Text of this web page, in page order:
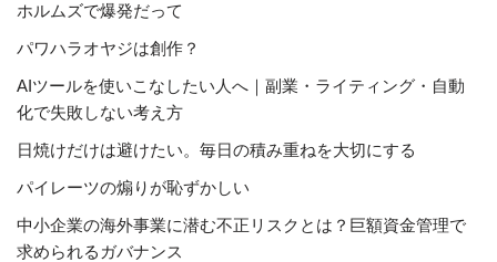
ホルムズで爆発だって
パワハラオヤジは創作？
AIツールを使いこなしたい人へ｜副業・ライティング・自動
化で失敗しない考え方
日焼けだけは避けたい。毎日の積み重ねを大切にする
パイレーツの煽りが恥ずかしい
中小企業の海外事業に潜む不正リスクとは？巨額資金管理で
求められるガバナンス